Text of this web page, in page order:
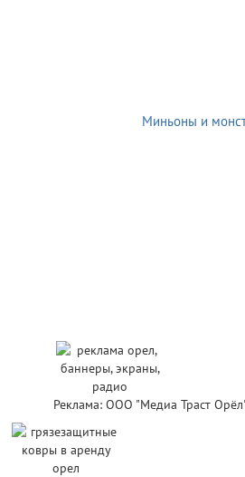
Миньоны и
Реклама: ООО "Медиа Траст